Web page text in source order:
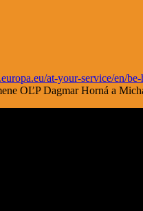
at-your-service/en/be-
OĽP Dagmar Horná a